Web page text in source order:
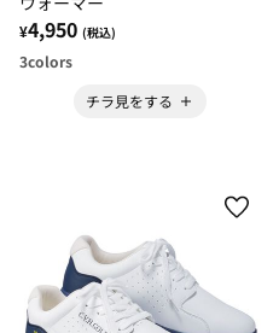
¥4,950 (税込)
3colors
チラ見をする